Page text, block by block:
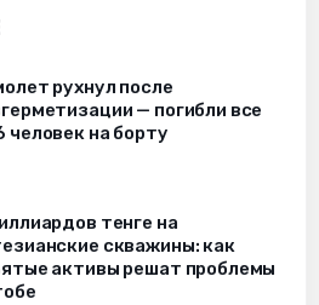
рухнул после
— погибли все
человек на борту
тенге на
скважины: как
активы решат проблемы